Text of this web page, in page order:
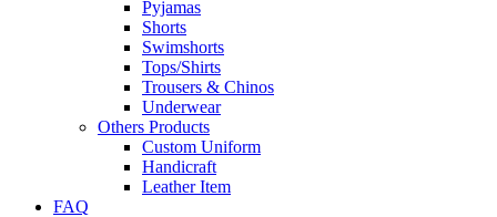
Pyjamas
Shorts
Swimshorts
Tops/Shirts
Trousers & Chinos
Underwear
Others Products
Custom Uniform
Handicraft
Leather Item
FAQ